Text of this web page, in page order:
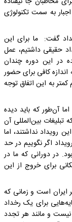
به سمت تکنولوژی
گفت: ما برای این
حقیقی داشتیم، عمل
در این دوره چندان
کافی برای حضور
به این اتفاق توجه
آن‌طور که باید دیده
تبلیغات بین‌المللی آن
رویداد نداشتند، اما
اگر نگوییم در حد
در دورانی که ما در
برای خروج از این
ایران است و زمانی که
برای یک رخداد
نیست و مانند هر تجدد